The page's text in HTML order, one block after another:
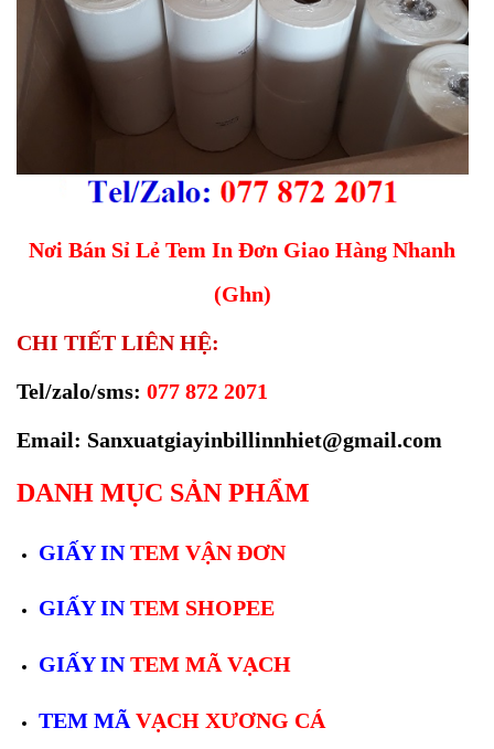
Nơi Bán Sỉ Lẻ Tem In Đơn Giao Hàng Nhanh
(Ghn)
CHI TIẾT LIÊN HỆ:
Tel/zalo/sms: 077 872 2071
Email: Sanxuatgiayinbillinnhiet@gmail.com
DANH MỤC SẢN PHẨM
GIẤY INTEM VẬN ĐƠN
GIẤY INTEM SHOPEE
GIẤY INTEM MÃ VẠCH
TEM MÃ VẠCH XƯƠNG CÁ